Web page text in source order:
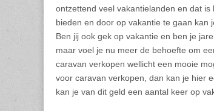
ontzettend veel vakantielanden en dat
bieden en door op vakantie te gaan kan
Ben jij ook gek op vakantie en ben je
maar voel je nu meer de behoefte om
caravan verkopen wellicht een mooie
voor caravan verkopen, dan kan je hier
kan je van dit geld een aantal keer op